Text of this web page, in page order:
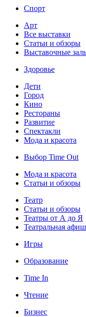
Спорт
Арт
Все выставки
Статьи и обзоры
Выставочные
Здоровье
Дети
Город
Кино
Рестораны
Развитие
Спектакли
Мода и красота
Выбор Time Out
Мода и красота
Статьи и обзоры
Театр
Статьи и обзоры
Театры от А до Я
Театральная
Игры
Образование
Time In
Чтение
Бизнес